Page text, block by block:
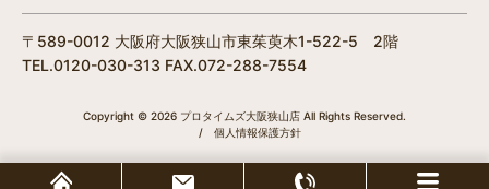
〒589-0012 大阪府大阪狭山市東茱萸木1-522-5 2階
TEL.0120-030-313 FAX.072-288-7554
Copyright © 2026 プロタイムズ大阪狭山店 All Rights Reserved.
/
個人情報保護方針